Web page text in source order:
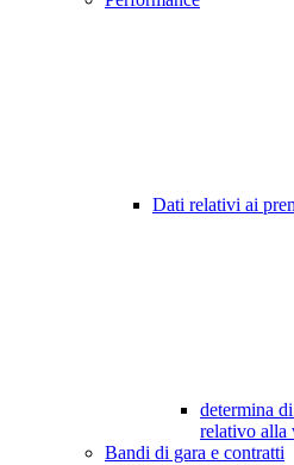
Dati relativi ai
determina
relativo alla
Bandi di gara e contratti